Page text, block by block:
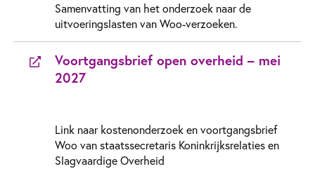
Samenvatting van het onderzoek naar de
uitvoeringslasten van Woo-verzoeken.
Voortgangsbrief open overheid – mei
2027
Link naar kostenonderzoek en voortgangsbrief
Woo van staatssecretaris Koninkrijksrelaties en
Slagvaardige Overheid